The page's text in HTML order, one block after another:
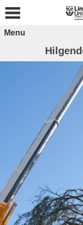
Menu